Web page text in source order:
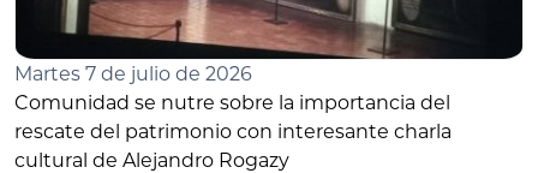
Martes 7 de julio de 2026
Comunidad se nutre sobre la importancia del
rescate del patrimonio con interesante charla
cultural de Alejandro Rogazy